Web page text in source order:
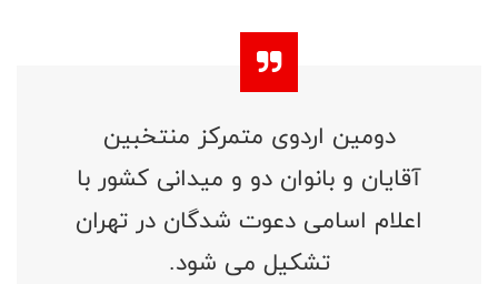
دومین اردوی متمرکز منتخبین
آقایان و بانوان دو و میدانی کشور با
اعلام اسامی دعوت شدگان در تهران
تشکیل می شود.